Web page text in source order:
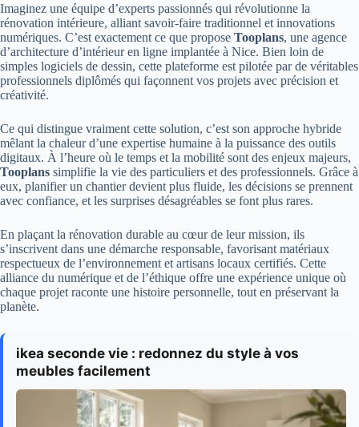
Imaginez une équipe d’experts passionnés qui révolutionne la
rénovation intérieure, alliant savoir-faire traditionnel et innovations
numériques. C’est exactement ce que propose Tooplans, une agence
d’architecture d’intérieur en ligne implantée à Nice. Bien loin de
simples logiciels de dessin, cette plateforme est pilotée par de véritables
professionnels diplômés qui façonnent vos projets avec précision et
créativité.
Ce qui distingue vraiment cette solution, c’est son approche hybride
mêlant la chaleur d’une expertise humaine à la puissance des outils
digitaux. À l’heure où le temps et la mobilité sont des enjeux majeurs,
Tooplans simplifie la vie des particuliers et des professionnels. Grâce à
eux, planifier un chantier devient plus fluide, les décisions se prennent
avec confiance, et les surprises désagréables se font plus rares.
En plaçant la rénovation durable au cœur de leur mission, ils
s’inscrivent dans une démarche responsable, favorisant matériaux
respectueux de l’environnement et artisans locaux certifiés. Cette
alliance du numérique et de l’éthique offre une expérience unique où
chaque projet raconte une histoire personnelle, tout en préservant la
planète.
ikea seconde vie : redonnez du style à vos
meubles facilement